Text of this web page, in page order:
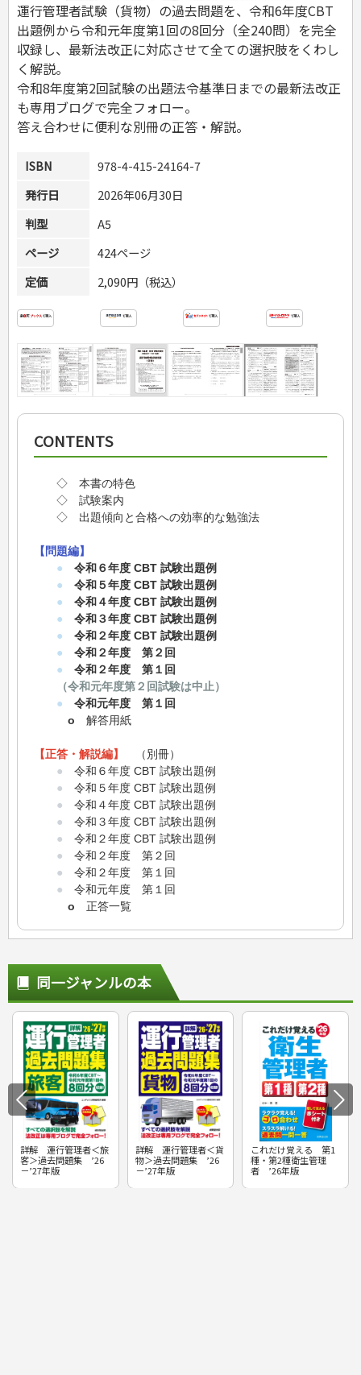
運行管理者試験（貨物）の過去問題を、令和6年度CBT
出題例から令和元年度第1回の8回分（全240問）を完全
収録し、最新法改正に対応させて全ての選択肢をくわし
く解説。
令和8年度第2回試験の出題法令基準日までの最新法改正
も専用ブログで完全フォロー。
答え合わせに便利な別冊の正答・解説。
ISBN
978-4-415-24164-7
発行日
2026年06月30日
判型
A5
ページ
424ページ
定価
2,090円（税込）
CONTENTS
◇ 本書の特色
◇ 試験案内
◇ 出題傾向と合格への効率的な勉強法
【問題編】
● 令和６年度 CBT 試験出題例
● 令和５年度 CBT 試験出題例
● 令和４年度 CBT 試験出題例
● 令和３年度 CBT 試験出題例
● 令和２年度 CBT 試験出題例
● 令和２年度 第２回
● 令和２年度 第１回
（令和元年度第２回試験は中止）
● 令和元年度 第１回
o 解答用紙
【正答・解説編】
（別冊）
● 令和６年度 CBT 試験出題例
● 令和５年度 CBT 試験出題例
● 令和４年度 CBT 試験出題例
● 令和３年度 CBT 試験出題例
● 令和２年度 CBT 試験出題例
● 令和２年度 第２回
● 令和２年度 第１回
● 令和元年度 第１回
o 正答一覧
同一ジャンルの本
詳解 運行管理者＜旅
客＞過去問題集 ’26
－’27年版
詳解 運行管理者＜貨
物＞過去問題集 ’26
－’27年版
これだけ覚える 第1
種・第2種衛生管理
者 ’26年版